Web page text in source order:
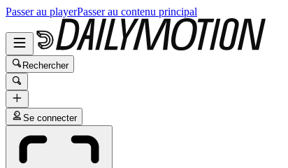
Passer au playerPasser au contenu principal
Rechercher
Se connecter